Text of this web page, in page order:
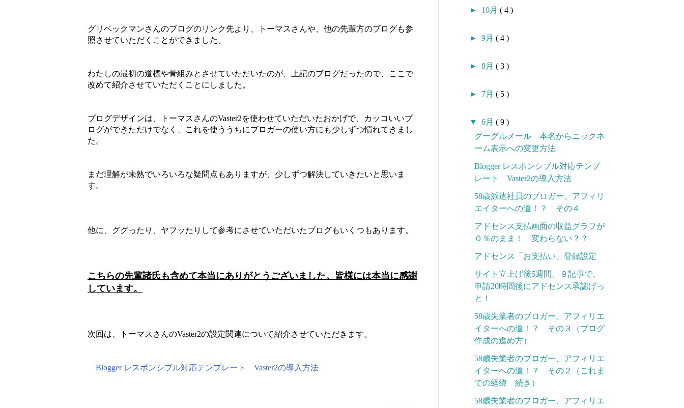
グリベックマンさんのブログのリンク先より、トーマスさんや、他の先輩方のブログも参
照させていただくことができました。
わたしの最初の道標や骨組みとさせていただいたのが、上記のブログだったので、ここで
改めて紹介させていただくことにしました。
ブログデザインは、トーマスさんのVaster2を使わせていただいたおかげで、カッコいいブ
ログができただけでなく、これを使ううちにブロガーの使い方にも少しずつ慣れてきまし
た。
まだ理解が未熟でいろいろな疑問点もありますが、少しずつ解決していきたいと思いま
す。
他に、ググったり、ヤフッたりして参考にさせていただいたブログもいくつもあります。
こちらの先輩諸氏も含めて本当にありがとうございました。皆様には本当に感謝
しています。
次回は、トーマスさんのVaster2の設定関連について紹介させていただきます。
Blogger レスポンシブル対応テンプレート Vaster2の導入方法
► 10月 ( 4 )
► 9月 ( 4 )
► 8月 ( 3 )
► 7月 ( 5 )
▼ 6月 ( 9 )
グーグルメール 本名からニックネ
ーム表示への変更方法
Blogger レスポンシブル対応テンプ
レート Vaster2の導入方法
58歳派遣社員のブロガー、アフィリ
エイターへの道！？ その４
アドセンス支払画面の収益グラフが
０％のまま！ 変わらない？？
アドセンス「お支払い」登録設定
サイト立上げ後5週間、９記事で、
申請20時間後にアドセンス承認げっ
と！
58歳失業者のブロガー、アフィリエ
イターへの道！？ その３（ブログ
作成の進め方）
58歳失業者のブロガー、アフィリエ
イターへの道！？ その２（これま
での経緯 続き）
58歳失業者のブロガー、アフィリエ